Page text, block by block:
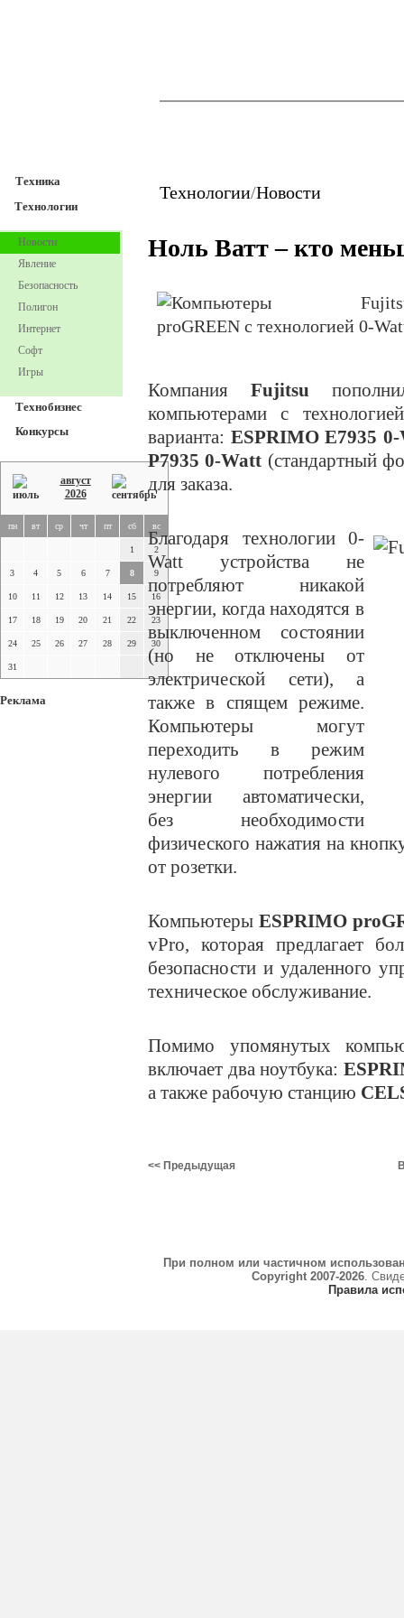
Техника
Технологии
Новости
Явление
Безопасность
Полигон
Интернет
Софт
Игры
Технобизнес
Конкурсы
август
2026
пн вт ср чт пт сб вс
1 2
3 4 5 6 7 8 9
10 11 12 13 14 15 16
17 18 19 20 21 22 23
24 25 26 27 28 29 30
31
Реклама
Технологии/Новости
Ноль Ватт – кто
КомпанияFujitsu
компьютерами с
варианта: ESPRIMO E7935
P7935 0-Watt (стандартный
для заказа.
Благодаря технологии 0-
Watt устройства не
потребляют никакой
энергии, когда находятся в
выключенном состоянии
(но не отключены от
электрической сети), а
также в спящем режиме.
Компьютеры могут
переходить в режим
нулевого потребления
энергии автоматически,
без необходимости
физического нажатия на
от розетки.
Компьютеры ESPRIMO
vPro, которая предлагает
безопасности и удаленного
техническое обслуживание.
Помимо упомянутых
включает два ноутбука:
а также рабочую станцию
<< Предыдущая
При полном или частичном
Copyright 2007-2026.
Правила